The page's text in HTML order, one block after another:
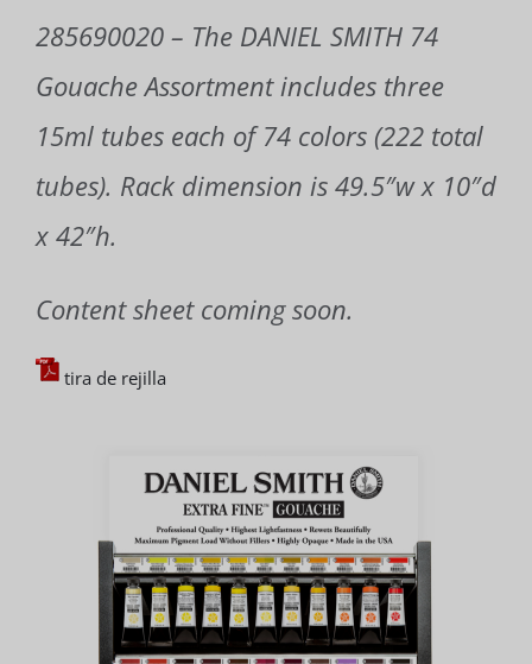
Contacto
Suscribirse
285690020 – The DANIEL SMITH 74
Gouache Assortment includes three
15ml tubes each of 74 colors (222 total
tubes). Rack dimension is 49.5″w x 10″d
x 42″h.
Content sheet coming soon.
tira de rejilla